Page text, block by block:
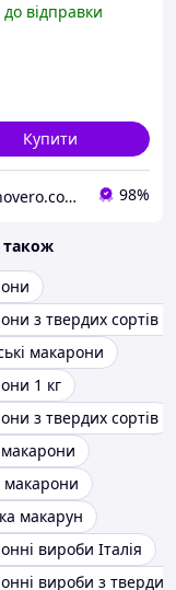
до відправки
Купити
"italianovero.com.ua" - інтернет-магазин продуктів харчування та побутової хімії з Європи 98%
з твердих сортів
макарони
1 кг
з твердих сортів
макарони
макарун
вироби Італія
вироби з твердих